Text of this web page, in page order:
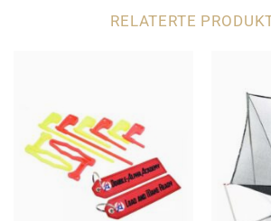
RELATERTE